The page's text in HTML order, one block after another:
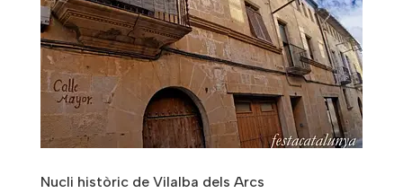
Nucli històric de Vilalba dels Arcs